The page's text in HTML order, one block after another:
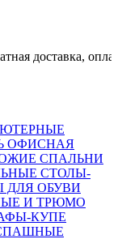
доставка, оплата
ОФИСНАЯ
СПАЛЬНИ
СТОЛЫ-
ДЛЯ ОБУВИ
И ТРЮМО
КУПЕ